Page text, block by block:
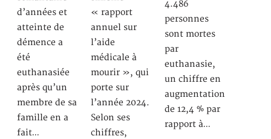
d’années et
atteinte de
démence a
été
euthanasiée
après qu’un
membre de sa
famille en a
fait…
« rapport
annuel sur
l’aide
médicale à
mourir », qui
porte sur
l’année 2024.
Selon ses
chiffres,
4.486
personnes
sont mortes
par
euthanasie,
un chiffre en
augmentation
de 12,4 % par
rapport à…